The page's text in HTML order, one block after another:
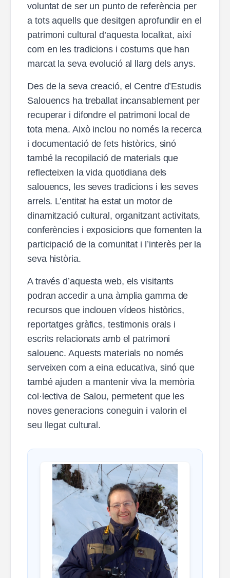
voluntat de ser un punto de referència per
a tots aquells que desitgen aprofundir en el
patrimoni cultural d’aquesta localitat, així
com en les tradicions i costums que han
marcat la seva evolució al llarg dels anys.
Des de la seva creació, el Centre d’Estudis
Salouencs ha treballat incansablement per
recuperar i difondre el patrimoni local de
tota mena. Això inclou no només la recerca
i documentació de fets històrics, sinó
també la recopilació de materials que
reflecteixen la vida quotidiana dels
salouencs, les seves tradicions i les seves
arrels. L’entitat ha estat un motor de
dinamització cultural, organitzant activitats,
conferències i exposicions que fomenten la
participació de la comunitat i l’interès per la
seva història.
A través d’aquesta web, els visitants
podran accedir a una àmplia gamma de
recursos que inclouen vídeos històrics,
reportatges gràfics, testimonis orals i
escrits relacionats amb el patrimoni
salouenc. Aquests materials no només
serveixen com a eina educativa, sinó que
també ajuden a mantenir viva la memòria
col·lectiva de Salou, permetent que les
noves generacions coneguin i valorin el
seu llegat cultural.